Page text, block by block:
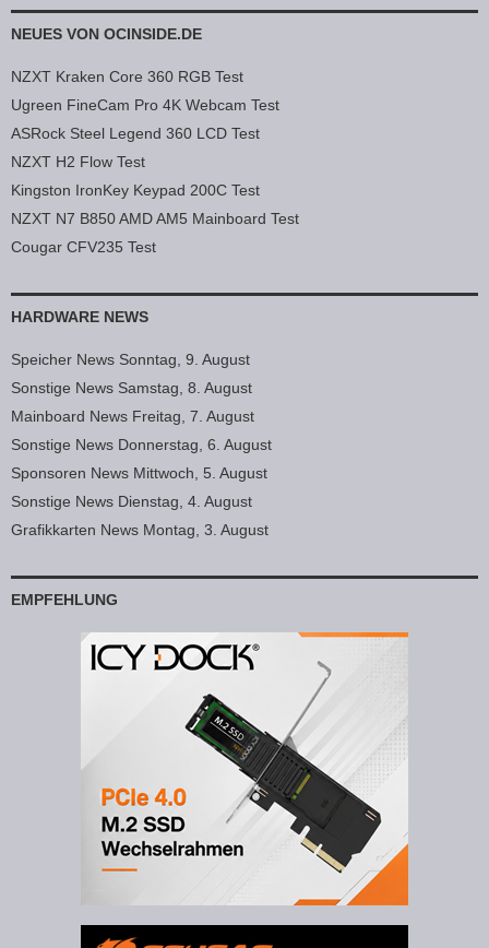
NEUES VON OCINSIDE.DE
NZXT Kraken Core 360 RGB Test
Ugreen FineCam Pro 4K Webcam Test
ASRock Steel Legend 360 LCD Test
NZXT H2 Flow Test
Kingston IronKey Keypad 200C Test
NZXT N7 B850 AMD AM5 Mainboard Test
Cougar CFV235 Test
HARDWARE NEWS
Speicher News Sonntag, 9. August
Sonstige News Samstag, 8. August
Mainboard News Freitag, 7. August
Sonstige News Donnerstag, 6. August
Sponsoren News Mittwoch, 5. August
Sonstige News Dienstag, 4. August
Grafikkarten News Montag, 3. August
EMPFEHLUNG